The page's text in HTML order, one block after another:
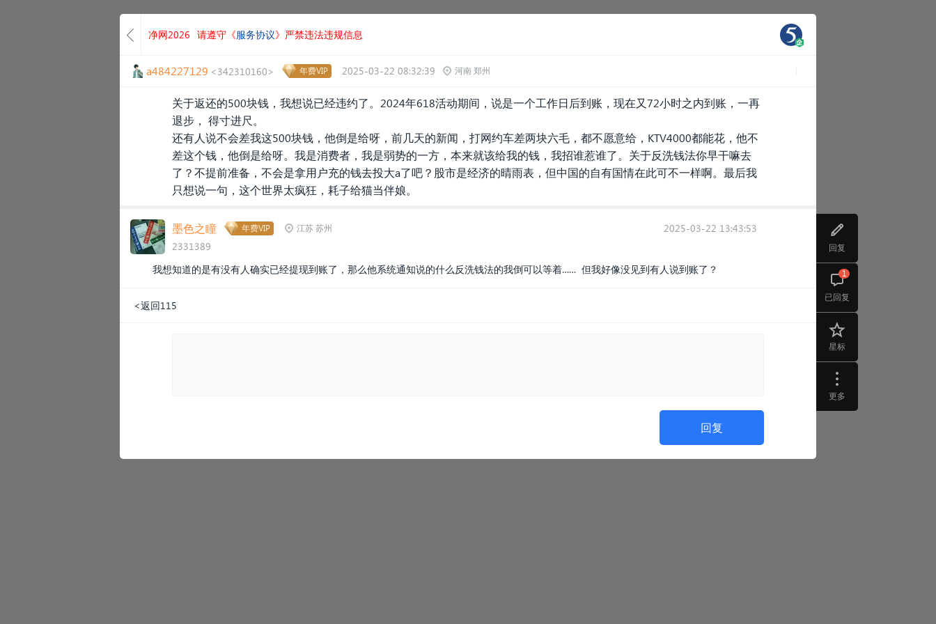
回复
已回复
1
星标
更多
净网2026 请遵守《服务协议》严禁违法违规信息
a484227129 <342310160> 年费VIP 2025-03-22 08:32:39 河南 郑州
关于返还的500块钱，我想说已经违约了。2024年618活动期间，说是一个工作日后到账，现在又72小时之内到账，一再
退步， 得寸进尺。
还有人说不会差我这500块钱，他倒是给呀，前几天的新闻，打网约车差两块六毛，都不愿意给，KTV4000都能花，他不
差这个钱，他倒是给呀。我是消费者，我是弱势的一方，本来就该给我的钱，我招谁惹谁了。关于反洗钱法你早干嘛去
了？不提前准备，不会是拿用户充的钱去投大a了吧？股市是经济的晴雨表，但中国的自有国情在此可不一样啊。最后我
只想说一句，这个世界太疯狂，耗子给猫当伴娘。
墨色之瞳 年费VIP 江苏 苏州
2331389
2025-03-22 13:43:53
我想知道的是有没有人确实已经提现到账了，那么他系统通知说的什么反洗钱法的我倒可以等着…… 但我好像没见到有人说到账了？
<返回115
回复